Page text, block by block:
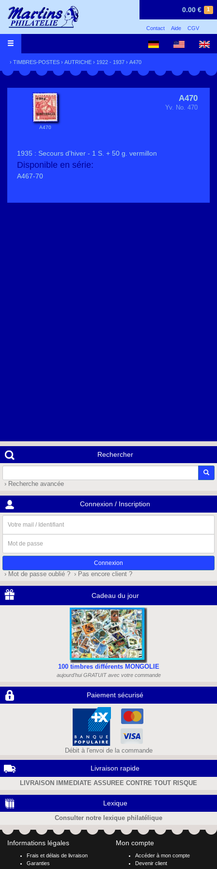
1
0.00 €
Contact Aide CGV
› TIMBRES-POSTES › AUTRICHE › 1922 - 1937 › A470
A470
A470
Yv. No. 470
1935 : Secours d'hiver - 1 S. + 50 g. vermillon
Disponible en série:
A467-70
Rechercher
› Recherche avancée
Connexion / Inscription
mail
/
Identifiant
de
passe
› Mot de passe oublié ? › Pas encore client ?
Cadeau du jour
100 timbres différents MONGOLIE
aujourd'hui GRATUIT avec votre commande
Paiement sécurisé
Débit à l'envoi de la commande
Livraison rapide
LIVRAISON IMMEDIATE ASSUREE CONTRE TOUT RISQUE
Lexique
Consulter notre lexique philatélique
Informations légales
Frais et délais de livraison
Garanties
Mon compte
Accéder à mon compte
Devenir client